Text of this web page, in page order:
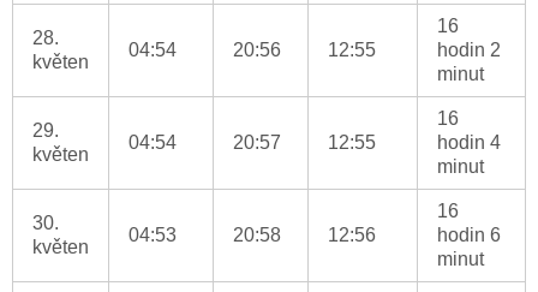
28.
květen
04:54 20:56 12:55
16
hodin 2
minut
29.
květen
04:54 20:57 12:55
16
hodin 4
minut
30.
květen
04:53 20:58 12:56
16
hodin 6
minut